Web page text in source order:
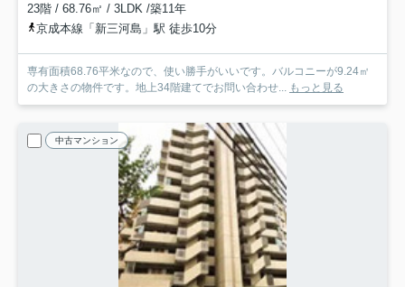
23階 / 68.76㎡ / 3LDK /築11年
京成本線「新三河島」駅 徒歩10分
専有面積68.76平米なので、使い勝手がいいです。バルコニーが9.24㎡
の大きさの物件です。地上34階建てでお問い合わせ... もっと見る
中古マンション